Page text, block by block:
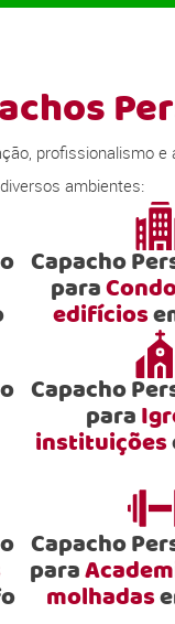
profissionalismo
ambientes:
Capacho
para
edifícios
Capacho
para
instituições
Capacho
para
molhadas